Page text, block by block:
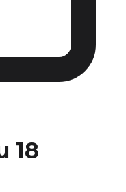
18